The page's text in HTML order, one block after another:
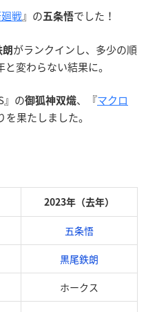
戦』の五条悟でした！
がランクインし、多少の順
変わらない結果に。
』の御狐神双熾、『マクロ
を果たしました。
2023年（去年）
五条悟
黒尾鉄朗
ホークス